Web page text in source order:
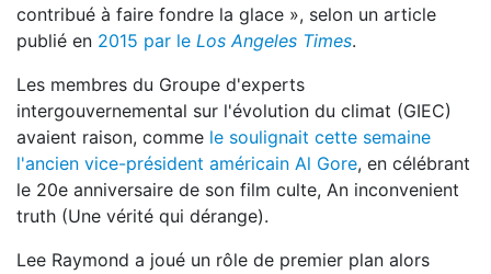
contribué à faire fondre la glace », selon un article
publié en 2015 par le Los Angeles Times.
Les membres du Groupe d'experts
intergouvernemental sur l'évolution du climat (GIEC)
avaient raison, comme le soulignait cette semaine
l'ancien vice-président américain Al Gore, en célébrant
le 20e anniversaire de son film culte, An inconvenient
truth (Une vérité qui dérange).
Lee Raymond a joué un rôle de premier plan alors